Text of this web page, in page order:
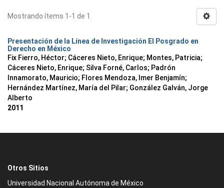
Mostrando ítems 1-1 de 1
Presentación de la Línea de Investigación El Posgrado en
Derecho en México
Fix Fierro, Héctor; Cáceres Nieto, Enrique; Montes, Patricia;
Cáceres Nieto, Enrique; Silva Forné, Carlos; Padrón
Innamorato, Mauricio; Flores Mendoza, Imer Benjamín;
Hernández Martínez, María del Pilar; González Galván, Jorge
Alberto
2011
Otros Sitios
Universidad Nacional Autónoma de México